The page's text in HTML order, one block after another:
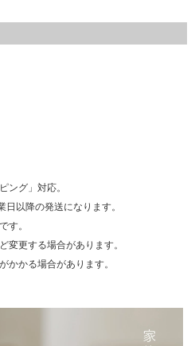
ング」対応。
以降の発送になります。
す。
更する場合があります。
かる場合があります。